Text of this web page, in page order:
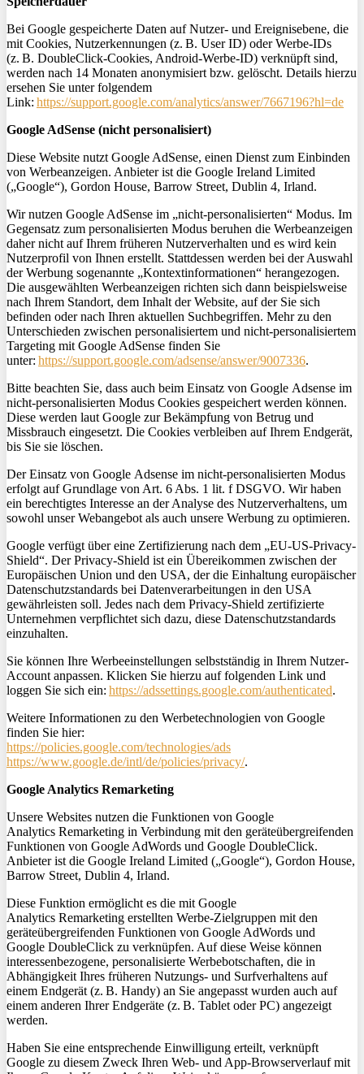
Bei Google gespeicherte Daten auf Nutzer- und Ereignisebene, die
mit Cookies, Nutzerkennungen (z. B. User ID) oder Werbe-IDs
(z. B. DoubleClick-Cookies, Android-Werbe-ID) verknüpft sind,
werden nach 14 Monaten anonymisiert bzw. gelöscht. Details hierzu
ersehen Sie unter folgendem
Link: https://support.google.com/analytics/answer/7667196?hl=de
Google AdSense (nicht personalisiert)
Diese Website nutzt Google AdSense, einen Dienst zum Einbinden
von Werbeanzeigen. Anbieter ist die Google Ireland Limited
(„Google“), Gordon House, Barrow Street, Dublin 4, Irland.
Wir nutzen Google AdSense im „nicht-personalisierten“ Modus. Im
Gegensatz zum personalisierten Modus beruhen die Werbeanzeigen
daher nicht auf Ihrem früheren Nutzerverhalten und es wird kein
Nutzerprofil von Ihnen erstellt. Stattdessen werden bei der Auswahl
der Werbung sogenannte „Kontextinformationen“ herangezogen.
Die ausgewählten Werbeanzeigen richten sich dann beispielsweise
nach Ihrem Standort, dem Inhalt der Website, auf der Sie sich
befinden oder nach Ihren aktuellen Suchbegriffen. Mehr zu den
Unterschieden zwischen personalisiertem und nicht-personalisiertem
Targeting mit Google AdSense finden Sie
unter: https://support.google.com/adsense/answer/9007336.
Bitte beachten Sie, dass auch beim Einsatz von Google Adsense im
nicht-personalisierten Modus Cookies gespeichert werden können.
Diese werden laut Google zur Bekämpfung von Betrug und
Missbrauch eingesetzt. Die Cookies verbleiben auf Ihrem Endgerät,
bis Sie sie löschen.
Der Einsatz von Google Adsense im nicht-personalisierten Modus
erfolgt auf Grundlage von Art. 6 Abs. 1 lit. f DSGVO. Wir haben
ein berechtigtes Interesse an der Analyse des Nutzerverhaltens, um
sowohl unser Webangebot als auch unsere Werbung zu optimieren.
Google verfügt über eine Zertifizierung nach dem „EU-US-Privacy-
Shield“. Der Privacy-Shield ist ein Übereikommen zwischen der
Europäischen Union und den USA, der die Einhaltung europäischer
Datenschutzstandards bei Datenverarbeitungen in den USA
gewährleisten soll. Jedes nach dem Privacy-Shield zertifizierte
Unternehmen verpflichtet sich dazu, diese Datenschutzstandards
einzuhalten.
Sie können Ihre Werbeeinstellungen selbstständig in Ihrem Nutzer-
Account anpassen. Klicken Sie hierzu auf folgenden Link und
loggen Sie sich ein: https://adssettings.google.com/authenticated.
Weitere Informationen zu den Werbetechnologien von Google
finden Sie hier:
https://policies.google.com/technologies/ads
https://www.google.de/intl/de/policies/privacy/.
Google Analytics Remarketing
Unsere Websites nutzen die Funktionen von Google
Analytics Remarketing in Verbindung mit den geräteübergreifenden
Funktionen von Google AdWords und Google DoubleClick.
Anbieter ist die Google Ireland Limited („Google“), Gordon House,
Barrow Street, Dublin 4, Irland.
Diese Funktion ermöglicht es die mit Google
Analytics Remarketing erstellten Werbe-Zielgruppen mit den
geräteübergreifenden Funktionen von Google AdWords und
Google DoubleClick zu verknüpfen. Auf diese Weise können
interessenbezogene, personalisierte Werbebotschaften, die in
Abhängigkeit Ihres früheren Nutzungs- und Surfverhaltens auf
einem Endgerät (z. B. Handy) an Sie angepasst wurden auch auf
einem anderen Ihrer Endgeräte (z. B. Tablet oder PC) angezeigt
werden.
Haben Sie eine entsprechende Einwilligung erteilt, verknüpft
Google zu diesem Zweck Ihren Web- und App-Browserverlauf mit